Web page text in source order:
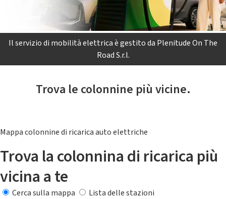
Il servizio di mobilità elettrica è gestito da Plenitude On The
Road S.r.l.
Trova le colonnine più vicine.
Mappa colonnine di ricarica auto elettriche
Trova la colonnina di ricarica più
vicina a te
Cerca sulla mappa
Lista delle stazioni